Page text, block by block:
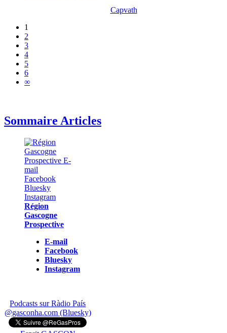
Capvath
1
2
3
4
5
6
∞
Sommaire Articles
Région
Gascogne
Prospective
E-mail
Facebook
Bluesky
Instagram
Podcasts sur Ràdio País
@gasconha.com (Bluesky)